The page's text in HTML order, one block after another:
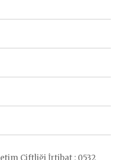
Çiftliği İrtibat : 0532